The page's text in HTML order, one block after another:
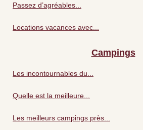
Passez d’agréables...
Locations vacances avec...
Campings
Les incontournables du...
Quelle est la meilleure...
Les meilleurs campings près...